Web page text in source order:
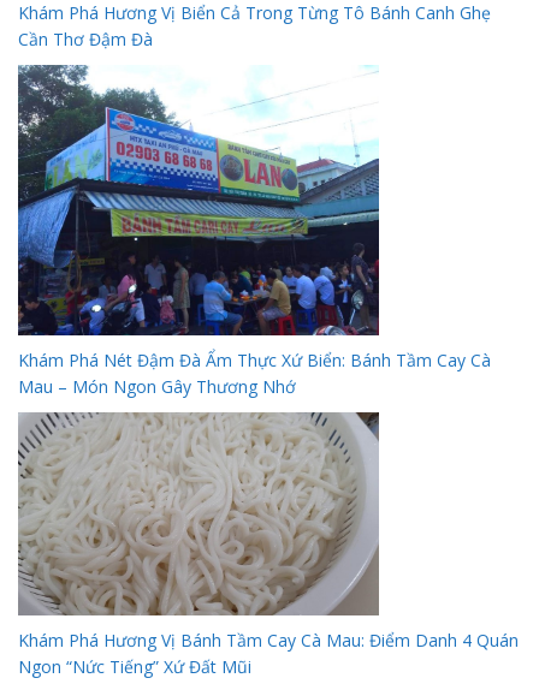
Khám Phá Hương Vị Biển Cả Trong Từng Tô Bánh Canh Ghẹ
Cần Thơ Đậm Đà
Khám Phá Nét Đậm Đà Ẩm Thực Xứ Biển: Bánh Tầm Cay Cà
Mau – Món Ngon Gây Thương Nhớ
Khám Phá Hương Vị Bánh Tầm Cay Cà Mau: Điểm Danh 4 Quán
Ngon “Nức Tiếng” Xứ Đất Mũi